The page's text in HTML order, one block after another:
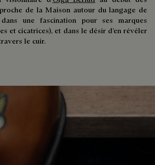
de la Maison autour du langage de
une fascination pour ses marques
et cicatrices), et dans le désir d’en révéler
le cuir.